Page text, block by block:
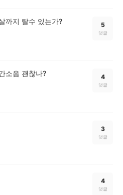
까지 탈수 있는가? 5
댓글
소음 괜찮나? 4
댓글
3
댓글
4
댓글